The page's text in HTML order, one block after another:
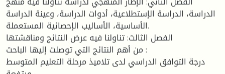
الدراسة، الدراسة الإستطلاعية، أدوات الدراسة، وعينة الدراسة
الأساسية، الأساليب الإحصائية المستعملة.
الفصل الثالث: تناولنا فيه عرض النتائج ومناقشتها
من أهم النتائج التي توصلت إليها الباحث :
درجة التوافق الدراسي لدى تلاميذ مرحلة التعليم المتوسط